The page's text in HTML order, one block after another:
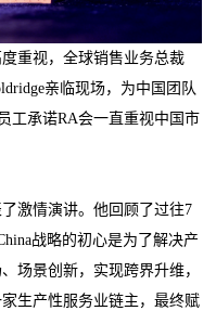
重视，全球销售业务总裁
亲临现场，为中国团队
工承诺RA会一直重视中国市
激情演讲。他回顾了过往7
战略的初心是为了解决产
场景创新，实现跨界升维，
生产性服务业链主，最终赋